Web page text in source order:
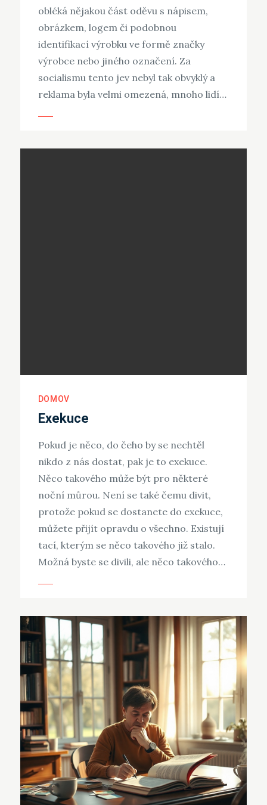
obléká nějakou část oděvu s nápisem,
obrázkem, logem či podobnou
identifikací výrobku ve formě značky
výrobce nebo jiného označení. Za
socialismu tento jev nebyl tak obvyklý a
reklama byla velmi omezená, mnoho lidí…
DOMOV
Exekuce
Pokud je něco, do čeho by se nechtěl
nikdo z nás dostat, pak je to exekuce.
Něco takového může být pro některé
noční můrou. Není se také čemu divit,
protože pokud se dostanete do exekuce,
můžete přijít opravdu o všechno. Existují
tací, kterým se něco takového již stalo.
Možná byste se divili, ale něco takového…